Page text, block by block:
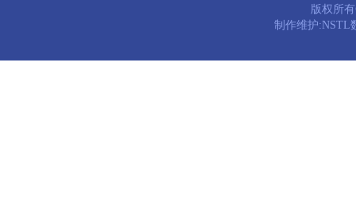
版权所
制作维护:NSTL